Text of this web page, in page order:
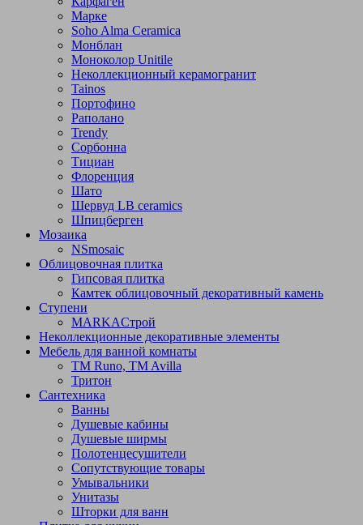
Марке
Soho Alma Ceramica
Монблан
Моноколор Unitile
Неколлекционный керамогранит
Tainos
Портофино
Раполано
Trendy
Сорбонна
Тициан
Флоренция
Шато
Шервуд LB ceramics
Шпицберген
Мозаика
NSmosaic
Облицовочная плитка
Гипсовая плитка
Камтек облицовочный декоративный камень
Ступени
МARKAСтрой
Неколлекционные декоративные элементы
Мебель для ванной комнаты
TM Runo, TM Avilla
Тритон
Сантехника
Ванны
Душевые кабины
Душевые ширмы
Полотенцесушители
Сопутствующие товары
Умывальники
Унитазы
Шторки для ванн